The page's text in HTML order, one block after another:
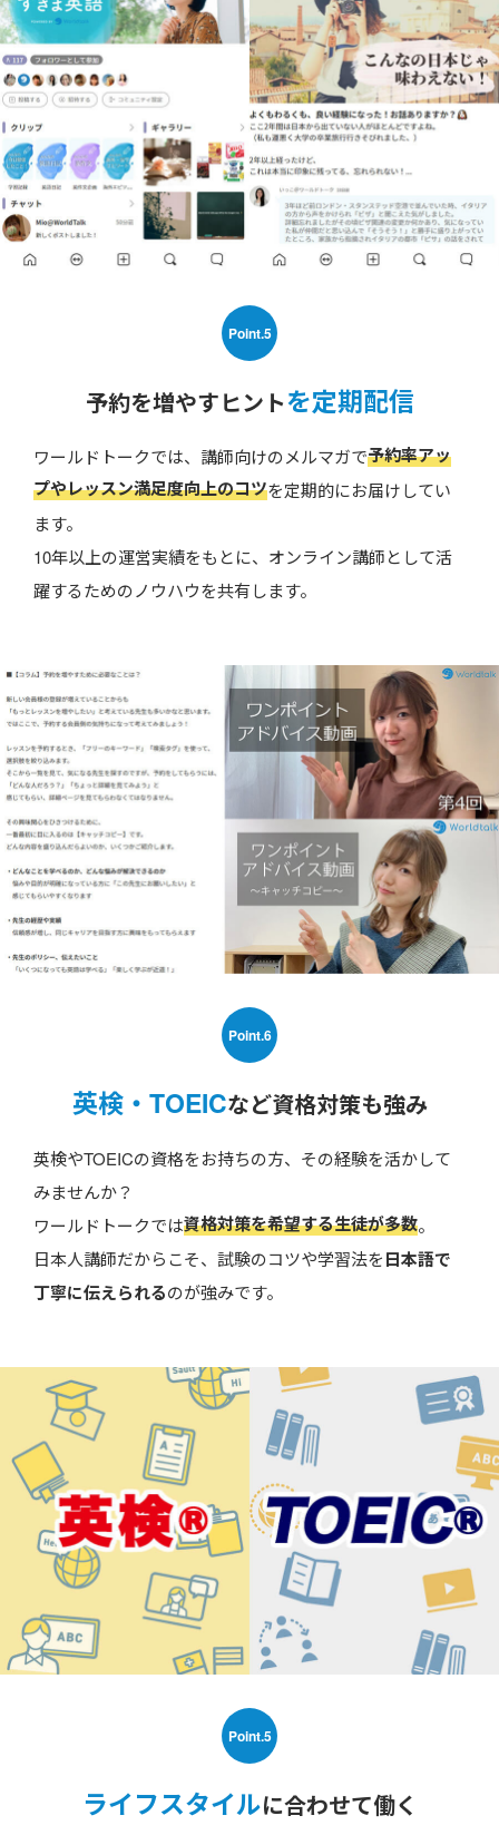
Point.5
予約を増やすヒントを定期配信
ワールドトークでは、講師向けのメルマガで予約率アッ
プやレッスン満足度向上のコツを定期的にお届けしてい
ます。
10年以上の運営実績をもとに、オンライン講師として活
躍するためのノウハウを共有します。
Point.6
英検・TOEICなど資格対策も強み
英検やTOEICの資格をお持ちの方、その経験を活かして
みませんか？
ワールドトークでは資格対策を希望する生徒が多数。
日本人講師だからこそ、試験のコツや学習法を日本語で
丁寧に伝えられるのが強みです。
Point.5
ライフスタイルに合わせて働く